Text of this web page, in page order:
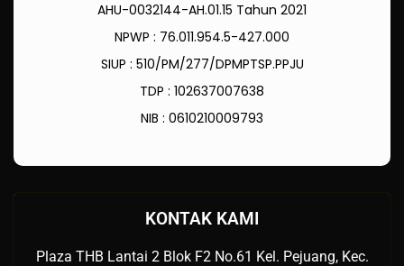
AHU-0032144-AH.01.15 Tahun 2021
NPWP : 76.011.954.5-427.000
SIUP : 510/PM/277/DPMPTSP.PPJU
TDP : 102637007638
NIB : 0610210009793
KONTAK KAMI
Plaza THB Lantai 2 Blok F2 No.61 Kel. Pejuang, Kec.